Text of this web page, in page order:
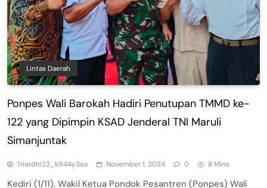
Lintas Daerah
Ponpes Wali Barokah Hadiri Penutupan TMMD ke-
122 yang Dipimpin KSAD Jenderal TNI Maruli
Simanjuntak
Triardhi22_k944y3so November 1, 2024 0 8 Mins
Kediri (1/11). Wakil Ketua Pondok Pesantren (Ponpes) Wali